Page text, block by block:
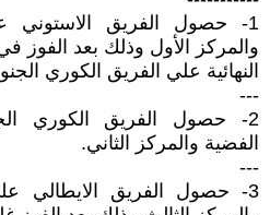
1- حصول الفريق الاستوني
والمركز الأول وذلك بعد الفوز في
النهائية علي الفريق الكوري الجنوبي
---
2- حصول الفريق الكوري
الفضية والمركز الثاني.
---
3- حصول الفريق الايطالي علي